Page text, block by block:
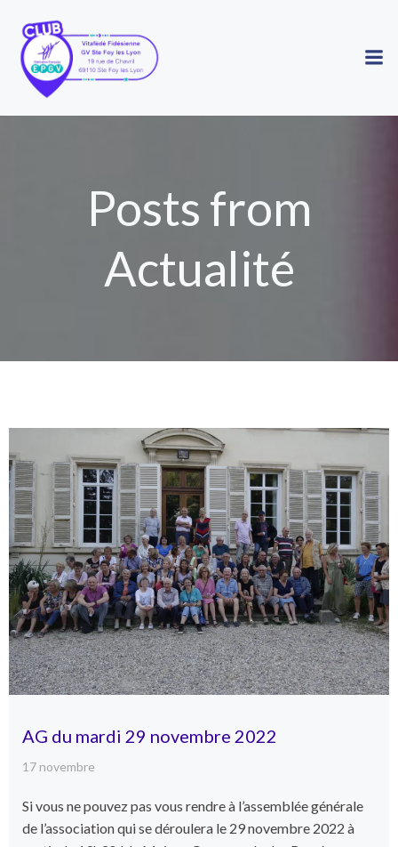
Posts from
Actualité
AG du mardi 29 novembre 2022
17 novembre
Si vous ne pouvez pas vous rendre à l’assemblée générale
de l’association qui se déroulera le 29 novembre 2022 à